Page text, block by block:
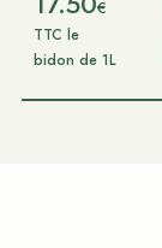
€
TTC le
bidon de 1L